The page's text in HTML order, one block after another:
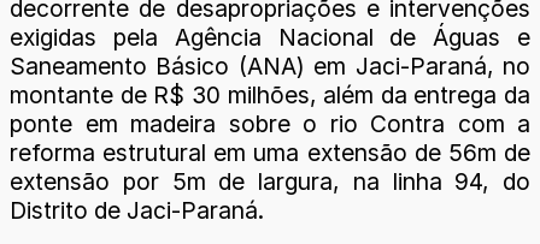
decorrente de desapropriações e intervenções
exigidas pela Agência Nacional de Águas e
Saneamento Básico (ANA) em Jaci-Paraná, no
montante de R$ 30 milhões, além da entrega da
ponte em madeira sobre o rio Contra com a
reforma estrutural em uma extensão de 56m de
extensão por 5m de largura, na linha 94, do
Distrito de Jaci-Paraná.